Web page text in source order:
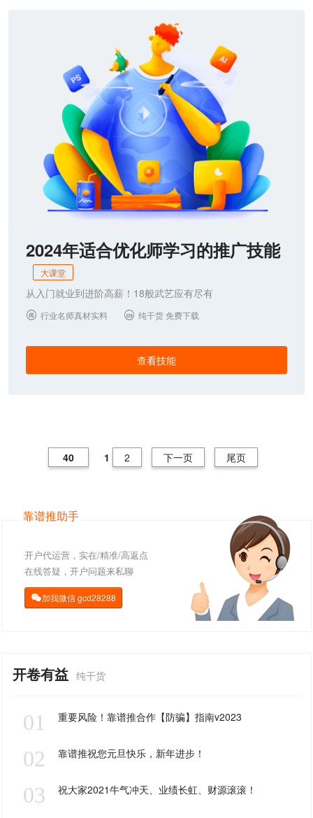
2024年适合优化师学习的推广技能
大课堂
从入门就业到进阶高薪！18般武艺应有尽有
 行业名师真材实料  纯干货 免费下载
查看技能
40 1 2 下一页 尾页
靠谱推助手
开户代运营，实在/精准/高返点
在线答疑，开户问题来私聊
加我微信gcd28288
开卷有益 纯干货
01 重要风险！靠谱推合作【防骗】指南v2023
02 靠谱推祝您元旦快乐，新年进步！
03 祝大家2021牛气冲天、业绩长虹、财源滚滚！